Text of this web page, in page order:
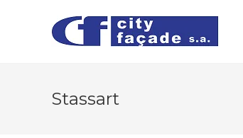
Stassart